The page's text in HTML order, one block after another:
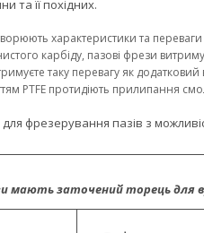
та її похідних.
характеристики та
карбіду, пазові фрези
таку перевагу як
PTFE протидіють прилипання
фрезерування пазів з
мають заточений торець для